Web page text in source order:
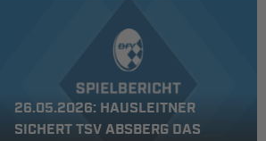
26.05.2026: HAUSLEITNER
SICHERT TSV ABSBERG DAS